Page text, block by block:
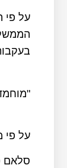
על פי
על פי